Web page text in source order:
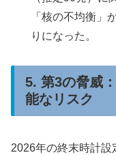
「核の不均衡」
りになった。
5. 第3の脅威
能なリスク
2026年の終末時計